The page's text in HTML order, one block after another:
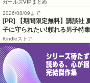
ガールズVIPまとめ
2026/08/09まで
[PR] 【期間限定無料】講談社
子に守られたい!頼れる男子特集
Kindleストア